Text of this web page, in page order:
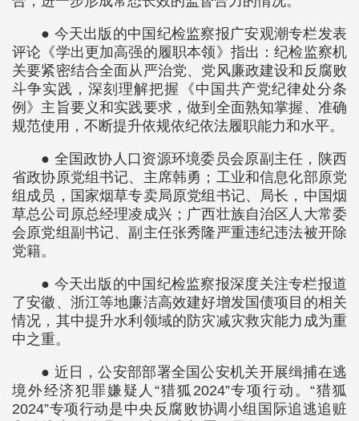
● 今天出版的中国纪检监察报广安观潮专栏发表
评论《学出更加高强的履职本领》指出：纪检监察机
关要紧密结合全面从严治党、党风廉政建设和反腐败
斗争实践，深刻理解把握《中国共产党纪律处分条
例》主旨要义和实践要求，做到全面熟知掌握、准确
规范使用，不断提升依规依纪依法履职能力和水平。
● 全国政协人口资源环境委员会原副主任，陕西
省政协原党组书记、主席韩勇；工业和信息化部原党
组成员，国家烟草专卖局原党组书记、局长，中国烟
草总公司原总经理凌成兴；广西壮族自治区人大常委
会原党组副书记、副主任张秀隆严重违纪违法被开除
党籍。
● 今天出版的中国纪检监察报深度关注专栏报道
了安徽、浙江等地廉洁高效建好增发国债项目的相关
情况，其中提升水利领域的防灾减灾救灾能力成为重
中之重。
● 近日，公安部部署全国公安机关开展缉捕在逃
境外经济犯罪嫌疑人“猎狐2024”专项行动。“猎狐
2024”专项行动是中央反腐败协调小组国际追逃追赃